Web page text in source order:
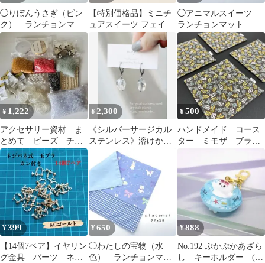
◯りぼんうさぎ（ピン
ク） ランチョンマッ
ト 縦２５×横３５ 幼
稚園 入園準備
【特別価格品】ミニチ
ュアスイーツ フェイク
フード ハンドメイド か
き氷【147】
◯アニマルスイーツ
ランチョンマット 縦
２５×横３５ 幼稚園
入園準備
¥ 1,222
アクセサリー資材 ま
とめて ビーズ チャ
ーム カレット
¥ 2,300
《シルバーサージカル
ステンレス》溶けかけ
の氷の様に美しい一粒
crystalピアス
¥500
ハンドメイド コース
ター ミモザ ブラウ
¥399
【14個7ペア】イヤリン
グ金具 パーツ ネジ
¥650
◯わたしの宝物（水
色） ランチョンマッ
¥888
No.192 ぷかぷかあざら
し キーホルダー (お